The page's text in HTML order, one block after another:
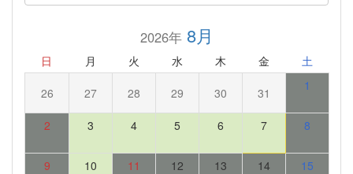
2026年8月
日 月 火 水 木 金 土
26 27 28 29 30 31 1
2 3 4 5 6 7 8
9 10 11 12 13 14 15